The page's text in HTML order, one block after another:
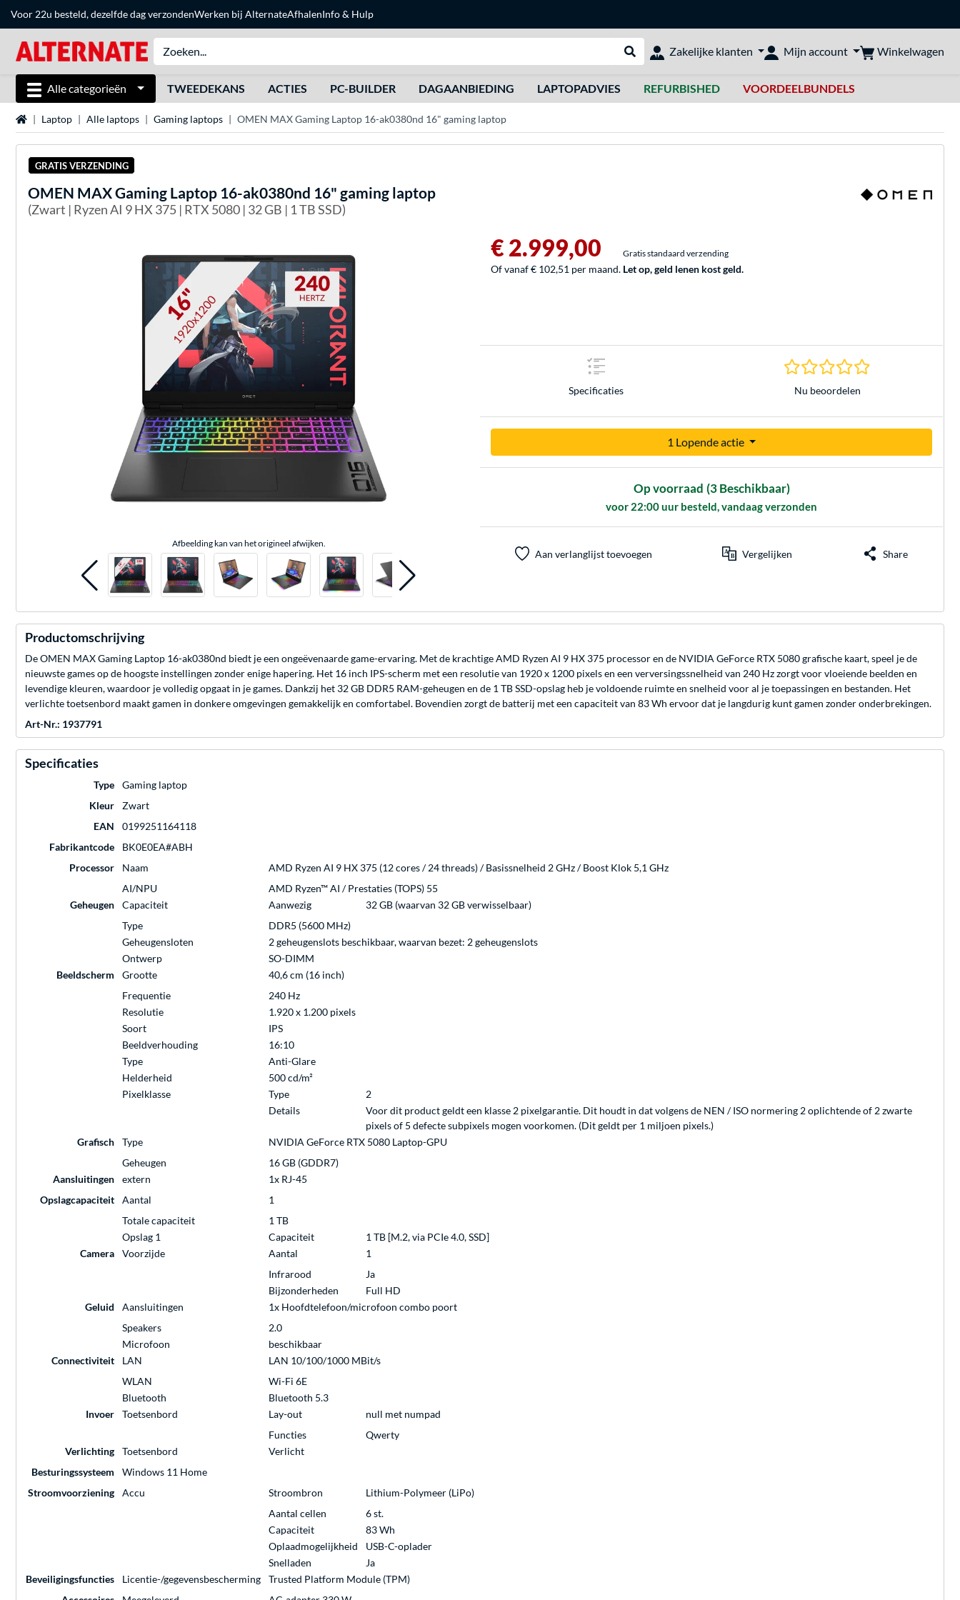
Voor 22u besteld, dezelfde dag verzondenWerken bij AlternateAfhalenInfo & Hulp
Webshop doorzoeken
Zakelijke klanten Mijn account Winkelwagen
Alle categorieën TWEEDEKANS ACTIES PC-BUILDER DAGAANBIEDING LAPTOPADVIES REFURBISHED VOORDEELBUNDELS
Home Laptop Alle laptops Gaming laptops OMEN MAX Gaming Laptop 16-ak0380nd 16" gaming laptop
GRATIS VERZENDING
OMEN MAX Gaming Laptop 16-ak0380nd 16" gaming laptop
(Zwart | Ryzen AI 9 HX 375 | RTX 5080 | 32 GB | 1 TB SSD)
Afbeelding kan van het origineel afwijken.
€ 2.999,00 Gratis standaard verzending
Of vanaf € 102,51 per maand. Let op, geld lenen kost geld.
Specificaties
0.0 sterren
Nu beoordelen
1 Lopende actie
Op voorraad (3 Beschikbaar)
voor 22:00 uur besteld, vandaag verzonden
Aan verlanglijst toevoegen Vergelijken Share
Productomschrijving
De OMEN MAX Gaming Laptop 16-ak0380nd biedt je een ongeëvenaarde game-ervaring. Met de krachtige AMD Ryzen AI 9 HX 375 processor en de NVIDIA GeForce RTX 5080 grafische kaart, speel je de
nieuwste games op de hoogste instellingen zonder enige hapering. Het 16 inch IPS-scherm met een resolutie van 1920 x 1200 pixels en een verversingssnelheid van 240 Hz zorgt voor vloeiende beelden en
levendige kleuren, waardoor je volledig opgaat in je games. Dankzij het 32 GB DDR5 RAM-geheugen en de 1 TB SSD-opslag heb je voldoende ruimte en snelheid voor al je toepassingen en bestanden. Het
verlichte toetsenbord maakt gamen in donkere omgevingen gemakkelijk en comfortabel. Bovendien zorgt de batterij met een capaciteit van 83 Wh ervoor dat je langdurig kunt gamen zonder onderbrekingen.
Art-Nr.: 1937791
Specificaties
Type
Gaming laptop
Kleur
Zwart
EAN
0199251164118
Fabrikantcode
BK0E0EA#ABH
Processor
Naam
AMD Ryzen AI 9 HX 375 (12 cores / 24 threads) / Basissnelheid 2 GHz / Boost Klok 5,1 GHz
AI/NPU
AMD Ryzen™ AI / Prestaties (TOPS) 55
Geheugen
Capaciteit Aanwezig
32 GB (waarvan 32 GB verwisselbaar)
Type
DDR5 (5600 MHz)
Geheugensloten
2 geheugenslots beschikbaar, waarvan bezet: 2 geheugenslots
Ontwerp
SO-DIMM
Beeldscherm
Grootte
40,6 cm (16 inch)
Frequentie
240 Hz
Resolutie
1.920 x 1.200 pixels
Soort
IPS
Beeldverhouding
16:10
Type
Anti-Glare
Helderheid
500 cd/m²
Pixelklasse
Type
2
Details
Voor dit product geldt een klasse 2 pixelgarantie. Dit houdt in dat volgens de NEN / ISO normering 2 oplichtende of 2 zwarte
pixels of 5 defecte subpixels mogen voorkomen. (Dit geldt per 1 miljoen pixels.)
Grafisch
Type
NVIDIA GeForce RTX 5080 Laptop-GPU
Geheugen
16 GB (GDDR7)
Aansluitingen
extern
1x RJ-45
Opslagcapaciteit
Aantal
1
Totale capaciteit
1 TB
Opslag 1
Capaciteit
1 TB [M.2, via PCIe 4.0, SSD]
Camera
Voorzijde Aantal
1
Infrarood
Ja
Bijzonderheden
Full HD
Geluid
Aansluitingen
1x Hoofdtelefoon/microfoon combo poort
Speakers
2.0
Microfoon
beschikbaar
Connectiviteit
LAN
LAN 10/100/1000 MBit/s
WLAN
Wi-Fi 6E
Bluetooth
Bluetooth 5.3
Invoer
Toetsenbord Lay-out
null met numpad
Functies
Qwerty
Verlichting
Toetsenbord
Verlicht
Besturingssysteem
Windows 11 Home
Stroomvoorziening
Accu Stroombron
Lithium-Polymeer (LiPo)
Aantal cellen
6 st.
Capaciteit
83 Wh
Oplaadmogelijkheid
USB-C-oplader
Snelladen
Ja
Beveiligingsfuncties
Licentie-/gegevensbescherming
Trusted Platform Module (TPM)